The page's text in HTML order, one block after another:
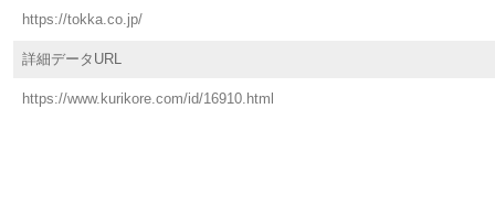
https://tokka.co.jp/
詳細データURL
https://www.kurikore.com/id/16910.html